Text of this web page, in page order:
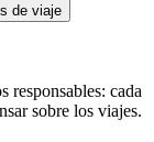
de viaje
responsables: cada
sobre los viajes.